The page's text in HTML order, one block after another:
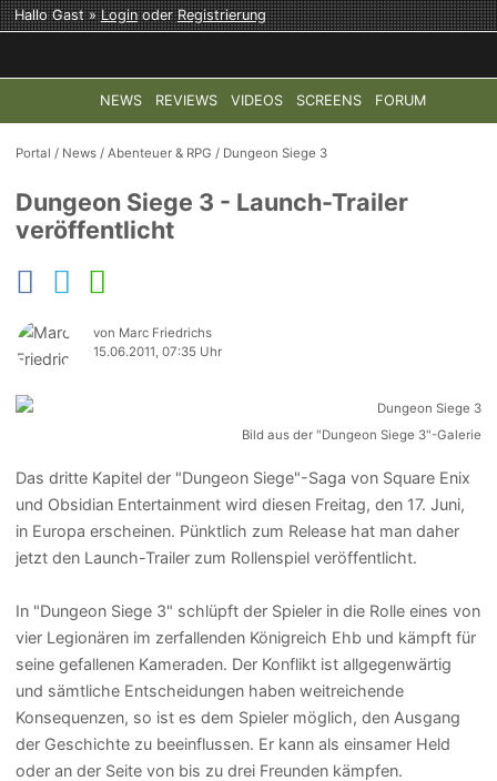
Hallo Gast »LoginoderRegistrierung
NEWS REVIEWS VIDEOS SCREENS FORUM
TOP-THEMEN: COD: MODERN WARFARE 4 HALO:
Portal / News /Abenteuer & RPG / Dungeon Siege 3
Dungeon Siege 3 - Launch-Trailer
veröffentlicht
von Marc Friedrichs
15.06.2011, 07:35 Uhr
Bild aus der "Dungeon Siege 3"-Galerie
Das dritte Kapitel der "Dungeon Siege"-Saga von Square Enix
und Obsidian Entertainment wird diesen Freitag, den 17. Juni,
in Europa erscheinen. Pünktlich zum Release hat man daher
jetzt den Launch-Trailer zum Rollenspiel veröffentlicht.
In "Dungeon Siege 3" schlüpft der Spieler in die Rolle eines von
vier Legionären im zerfallenden Königreich Ehb und kämpft für
seine gefallenen Kameraden. Der Konflikt ist allgegenwärtig
und sämtliche Entscheidungen haben weitreichende
Konsequenzen, so ist es dem Spieler möglich, den Ausgang
der Geschichte zu beeinflussen. Er kann als einsamer Held
oder an der Seite von bis zu drei Freunden kämpfen.